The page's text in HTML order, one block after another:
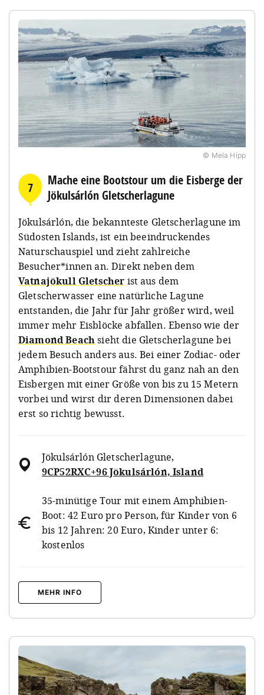
© Mela Hipp
7
Mache eine Bootstour um die Eisberge der
Jökulsárlón Gletscherlagune
Jökulsárlón, die bekannteste Gletscherlagune im
Südosten Islands, ist ein beeindruckendes
Naturschauspiel und zieht zahlreiche
Besucher*innen an. Direkt neben dem
Vatnajökull Gletscher ist aus dem
Gletscherwasser eine natürliche Lagune
entstanden, die Jahr für Jahr größer wird, weil
immer mehr Eisblöcke abfallen. Ebenso wie der
Diamond Beachsieht die Gletscherlagune bei
jedem Besuch anders aus. Bei einer Zodiac- oder
Amphibien-Bootstour fährst du ganz nah an den
Eisbergen mit einer Größe von bis zu 15 Metern
vorbei und wirst dir deren Dimensionen dabei
erst so richtig bewusst.
Jökulsárlón Gletscherlagune,
9CP52RXC+96 Jökulsárlón, Island
35-minütige Tour mit einem Amphibien-
Boot: 42 Euro pro Person, für Kinder von 6
bis 12 Jahren: 20 Euro, Kinder unter 6:
kostenlos
MEHR INFO